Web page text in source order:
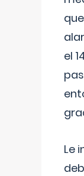
el
Le